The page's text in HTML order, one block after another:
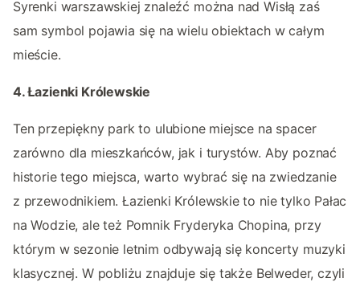
Syrenki warszawskiej znaleźć można nad Wisłą zaś
sam symbol pojawia się na wielu obiektach w całym
mieście.
4. Łazienki Królewskie
Ten przepiękny park to ulubione miejsce na spacer
zarówno dla mieszkańców, jak i turystów. Aby poznać
historie tego miejsca, warto wybrać się na zwiedzanie
z przewodnikiem. Łazienki Królewskie to nie tylko Pałac
na Wodzie, ale też Pomnik Fryderyka Chopina, przy
którym w sezonie letnim odbywają się koncerty muzyki
klasycznej. W pobliżu znajduje się także Belweder, czyli